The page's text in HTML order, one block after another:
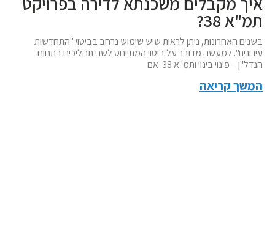
תמ"א 38?
בשנים האחרונות, ניתן לראות שיש שימוש נרחב בביטוי "התחדשות
עירונית". למעשה מדובר על ביטוי המתייחס לשני תהליכים בתחום
הנדל"ן – פינוי בינוי ותמ"א 38. אם
המשך קריאה